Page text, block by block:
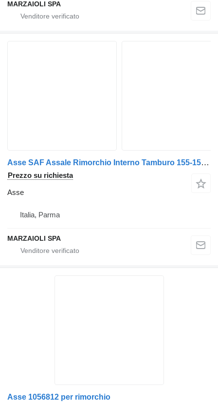
MARZAIOLI SPA
Asse SAF Assale Rimorchio Interno Tamburo 155-156 cm Fine Mozzo 204-205 per rimorchio
Prezzo su richiesta
Asse
Italia, Parma
MARZAIOLI SPA
Asse 1056812 per rimorchio